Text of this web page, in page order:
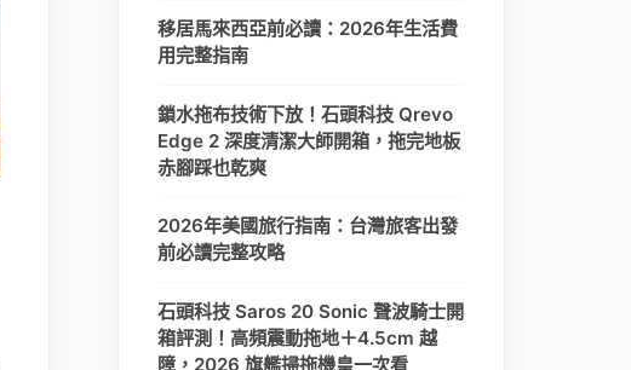
移居馬來西亞前必讀：2026年生活費
用完整指南
鎖水拖布技術下放！石頭科技 Qrevo
Edge 2 深度清潔大師開箱，拖完地板
赤腳踩也乾爽
2026年美國旅行指南：台灣旅客出發
前必讀完整攻略
石頭科技 Saros 20 Sonic 聲波騎士開
箱評測！高頻震動拖地＋4.5cm 越
障，2026 旗艦掃拖機皇一次看